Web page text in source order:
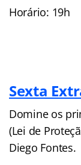
Horário: 19h
Sexta
Domine os
(Lei de
Diego Fontes.